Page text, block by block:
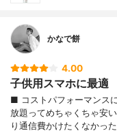
かなで餅
4.00
子供用スマホに最適
■ コストパフォーマンス
放題ってめちゃくちゃ安
り通信費かけたくなかっ